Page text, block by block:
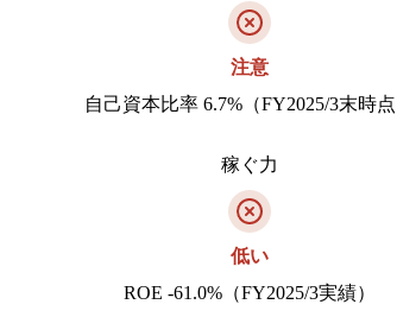
注意
自己資本比率 6.7%（FY2025/3末時
稼ぐ力
低い
ROE -61.0%（FY2025/3実績）